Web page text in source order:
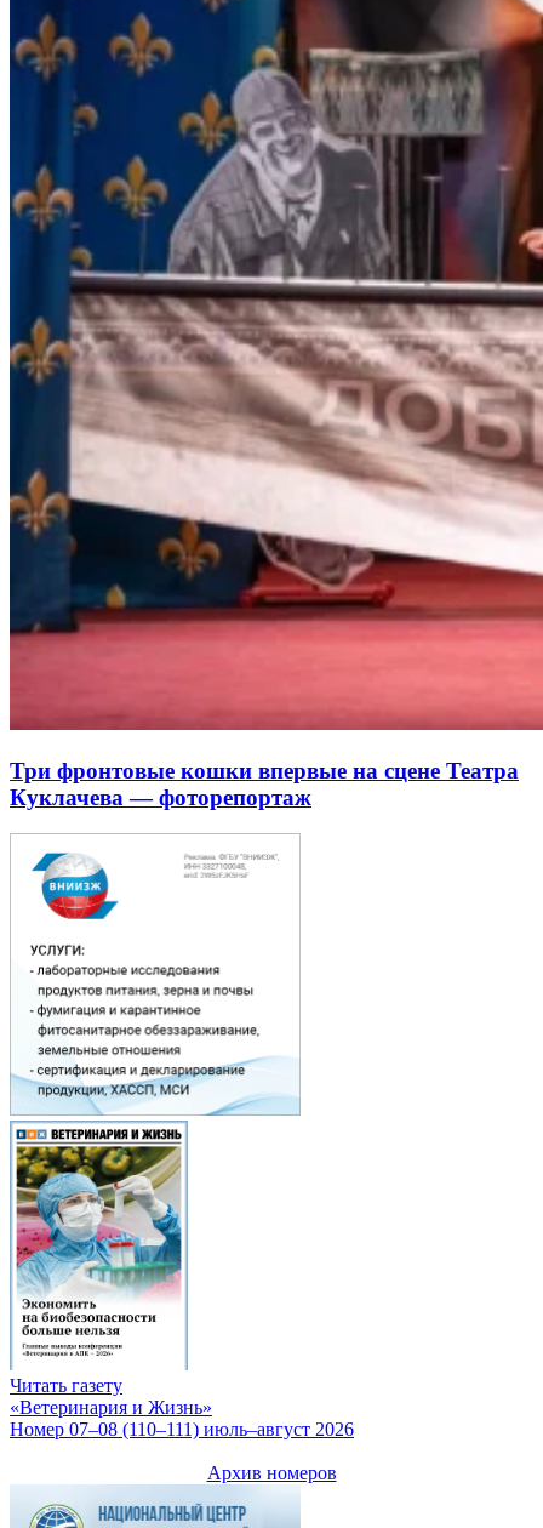
Три фронтовые кошки впервые на сцене Театра
Куклачева — фоторепортаж
Читать газету
«Ветеринария и Жизнь»
Номер 07–08 (110–111) июль–август 2026
Архив номеров